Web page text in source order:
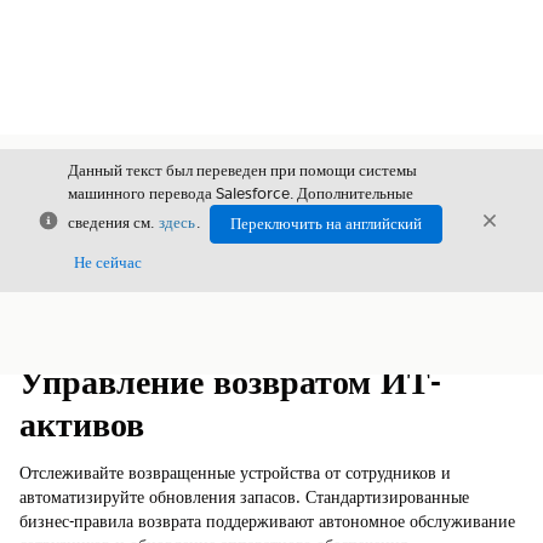
Закрыть
Данный текст был переведен при помощи системы
машинного перевода Salesforce. Дополнительные
сведения см. здесь.
Переключить на английский
Не сейчас
Управление возвратом ИТ-
активов
Отслеживайте возвращенные устройства от сотрудников и
автоматизируйте обновления запасов. Стандартизированные
бизнес-правила возврата поддерживают автономное обслуживание